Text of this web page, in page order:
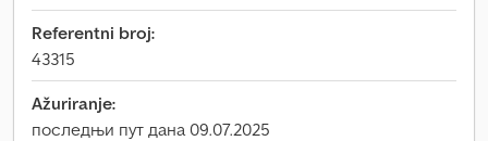
Referentni broj:
43315
Ažuriranje:
последњи пут дана 09.07.2025